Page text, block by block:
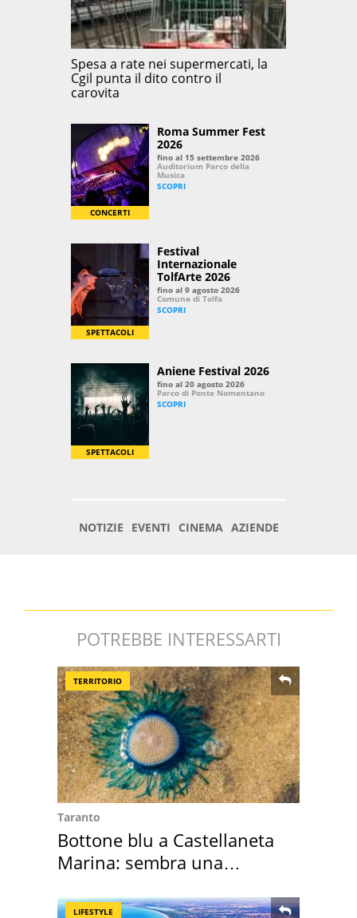
POTREBBE INTERESSARTI
TERRITORIO
Taranto
Bottone blu a Castellaneta
Marina: sembra una
LIFESTYLE